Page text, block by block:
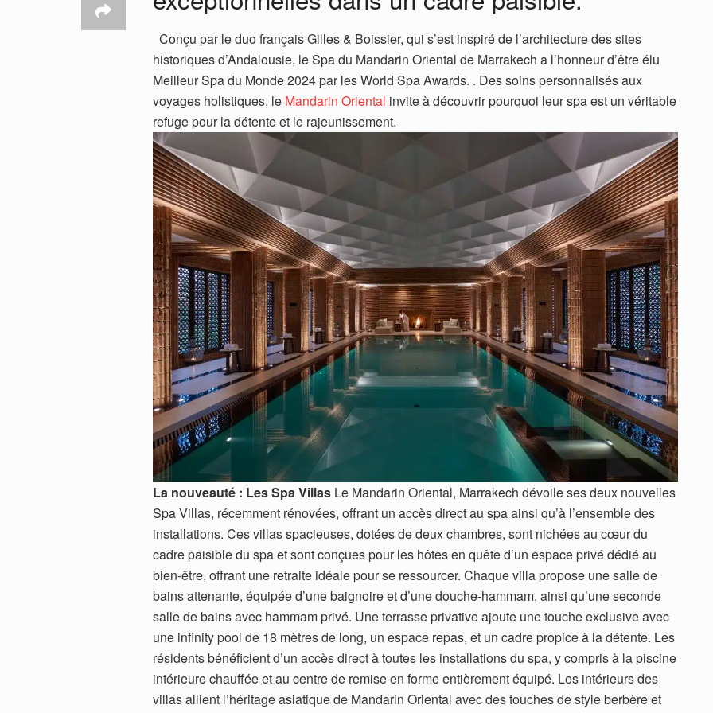
Conçu par le duo français Gilles & Boissier, qui s’est inspiré de l’architecture des sites
historiques d’Andalousie, le Spa du Mandarin Oriental de Marrakech a l’honneur d’être élu
Meilleur Spa du Monde 2024 par les World Spa Awards. . Des soins personnalisés aux
voyages holistiques, le Mandarin Oriental invite à découvrir pourquoi leur spa est un véritable
refuge pour la détente et le rajeunissement.
La nouveauté : Les Spa Villas Le Mandarin Oriental, Marrakech dévoile ses deux nouvelles
Spa Villas, récemment rénovées, offrant un accès direct au spa ainsi qu’à l’ensemble des
installations. Ces villas spacieuses, dotées de deux chambres, sont nichées au cœur du
cadre paisible du spa et sont conçues pour les hôtes en quête d’un espace privé dédié au
bien-être, offrant une retraite idéale pour se ressourcer. Chaque villa propose une salle de
bains attenante, équipée d’une baignoire et d’une douche-hammam, ainsi qu’une seconde
salle de bains avec hammam privé. Une terrasse privative ajoute une touche exclusive avec
une infinity pool de 18 mètres de long, un espace repas, et un cadre propice à la détente. Les
résidents bénéficient d’un accès direct à toutes les installations du spa, y compris à la piscine
intérieure chauffée et au centre de remise en forme entièrement équipé. Les intérieurs des
villas allient l’héritage asiatique de Mandarin Oriental avec des touches de style berbère et